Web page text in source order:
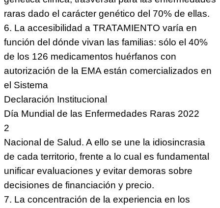
raras dado el carácter genético del 70% de ellas.
6. La accesibilidad a TRATAMIENTO varía en
función del dónde vivan las familias: sólo el 40%
de los 126 medicamentos huérfanos con
autorización de la EMA están comercializados en
el Sistema
Declaración Institucional
Día Mundial de las Enfermedades Raras 2022
2
Nacional de Salud. A ello se une la idiosincrasia
de cada territorio, frente a lo cual es fundamental
unificar evaluaciones y evitar demoras sobre
decisiones de financiación y precio.
7. La concentración de la experiencia en los